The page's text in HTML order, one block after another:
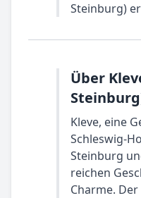
Steinburg)
Über
Kleve, eine
Schleswig-
Steinburg
reichen
Charme.